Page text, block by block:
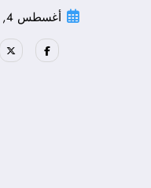
أغسطس 4, 2026